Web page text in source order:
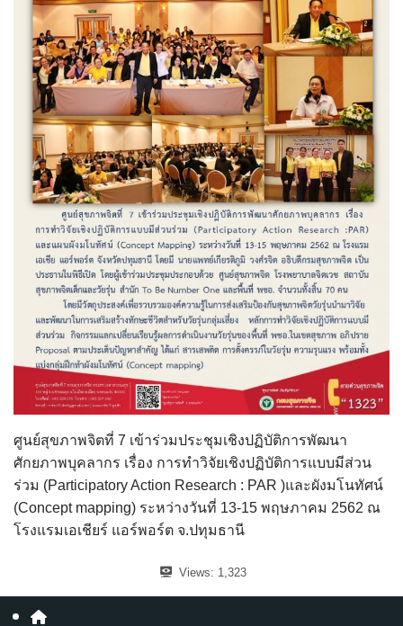
ศูนย์สุขภาพจิตที่ 7 เข้าร่วมประชุมเชิงปฏิบัติการพัฒนา
ศักยภาพบุคลากร เรื่อง การทำวิจัยเชิงปฏิบัติการแบบมีส่วน
ร่วม (Participatory Action Research : PAR )และผังมโนทัศน์
(Concept mapping) ระหว่างวันที่ 13-15 พฤษภาคม 2562 ณ
โรงแรมเอเชียร์ แอร์พอร์ต จ.ปทุมธานี
Views: 1,323